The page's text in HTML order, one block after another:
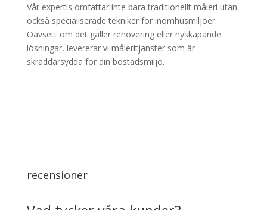
Vår expertis omfattar inte bara traditionellt måleri utan
också specialiserade tekniker för inomhusmiljöer.
Oavsett om det gäller renovering eller nyskapande
lösningar, levererar vi måleritjänster som är
skräddarsydda för din bostadsmiljö.
recensioner